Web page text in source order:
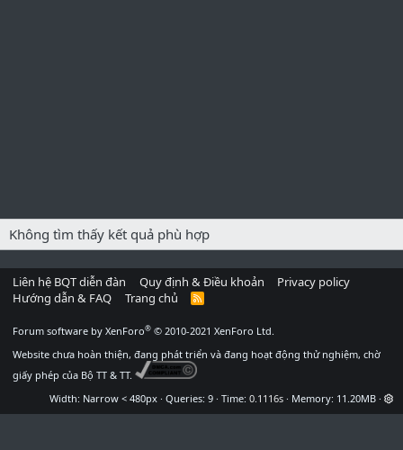
Không tìm thấy kết quả phù hợp
Liên hệ BQT diễn đàn Quy định & Điều khoản
Privacy policy
Hướng dẫn & FAQ
Trang chủ
R
Forum software by XenForo® © 2010-2021 XenForo Ltd.
Website chưa hoàn thiện, đang phát triển và đang hoạt động thử nghiệm, chờ
giấy phép của Bộ TT & TT.
Width
Queries 9 Time 0.1116s Memory 11.20MB